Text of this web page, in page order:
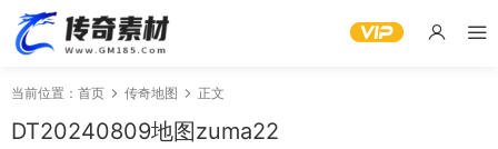
当前位置： 首页 传奇地图 正文
DT20240809地图zuma22